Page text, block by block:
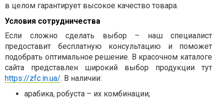
в целом гарантирует высокое качество товара.
Условия сотрудничества
Если сложно сделать выбор – наш специалист
предоставит бесплатную консультацию и поможет
подобрать оптимальное решение. В красочном каталоге
сайта представлен широкий выбор продукции тут
https://zfc.in.ua/. В наличии:
арабика, робуста – их комбинации;